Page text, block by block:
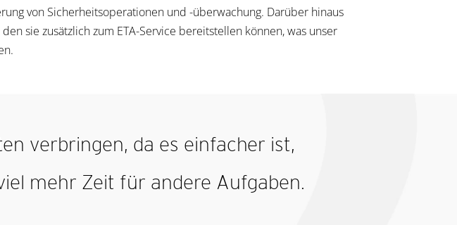
von Sicherheitsoperationen und -überwachung. Darüber hinaus
sie zusätzlich zum ETA-Service bereitstellen können, was unser
verbringen, da es einfacher ist,
mehr Zeit für andere Aufgaben.